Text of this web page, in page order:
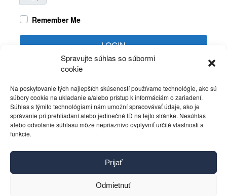
Spravujte súhlas so súbormi
cookie
Na poskytovanie tých najlepších skúseností používame technológie, ako sú
súbory cookie na ukladanie a/alebo prístup k informáciám o zariadení.
Súhlas s týmito technológiami nám umožní spracovávať údaje, ako je
správanie pri prehliadaní alebo jedinečné ID na tejto stránke. Nesúhlas
alebo odvolanie súhlasu môže nepriaznivo ovplyvniť určité vlastnosti a
funkcie.
Prijať
Odmietnuť
Remember Me
LOGIN
Kontakt
Pravidlá používania